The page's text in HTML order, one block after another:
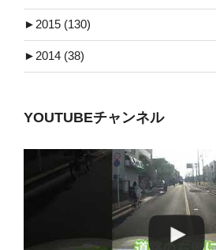
► 2015 (130)
► 2014 (38)
YOUTUBEチャンネル